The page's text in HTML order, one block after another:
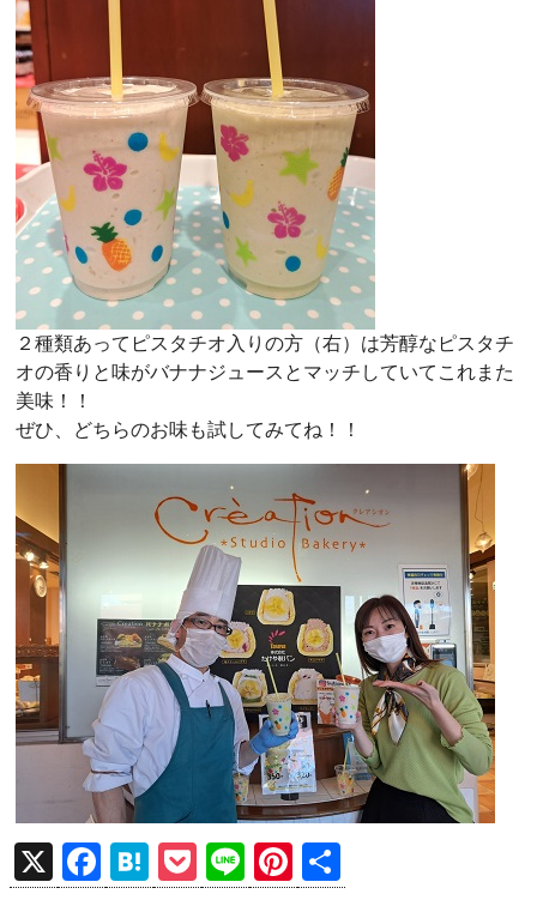
２種類あってピスタチオ入りの方（右）は芳醇なピスタチ
オの香りと味がバナナジュースとマッチしていてこれまた
美味！！
ぜひ、どちらのお味も試してみてね！！
X
F
H
P
Li
Pi